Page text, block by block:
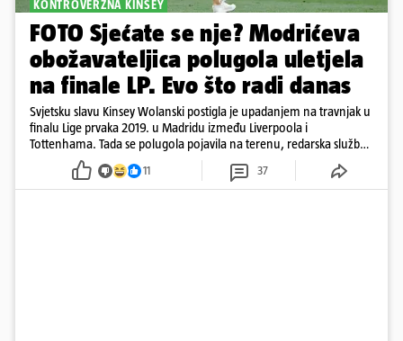
KONTROVERZNA KINSEY
FOTO Sjećate se nje? Modrićeva
obožavateljica polugola uletjela
na finale LP. Evo što radi danas
Svjetsku slavu Kinsey Wolanski postigla je upadanjem na travnjak u
finalu Lige prvaka 2019. u Madridu između Liverpoola i
Tottenhama. Tada se polugola pojavila na terenu, redarska služba
ju je lovila po travnjaku, a njezine fotografije obišle su svijet.
11 37